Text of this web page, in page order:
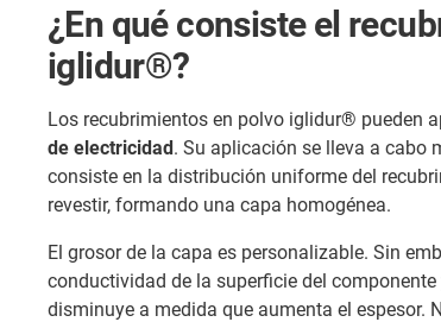
¿En qué consiste el
iglidur®?
Los recubrimientos en polvo iglidur® pueden
de electricidad. Su aplicación se lleva a cabo
consiste en la distribución uniforme del
revestir, formando una capa homogénea.
El grosor de la capa es personalizable. Sin
conductividad de la superficie del
disminuye a medida que aumenta el espesor.